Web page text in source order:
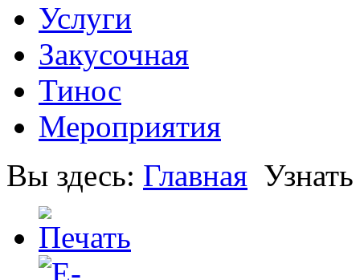
Услуги
Закусочная
Тинос
Мероприятия
Вы здесь: Главная